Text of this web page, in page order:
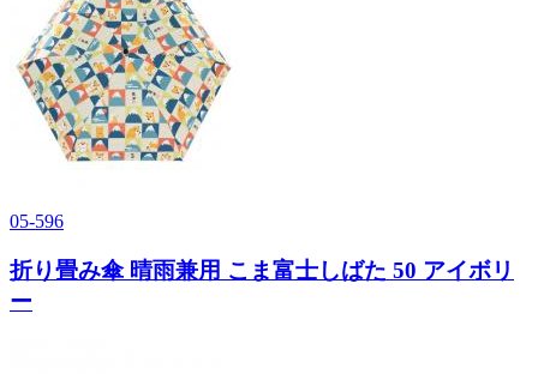
05-596
折り畳み傘 晴雨兼用 こま富士しばた 50 アイボリ
ー